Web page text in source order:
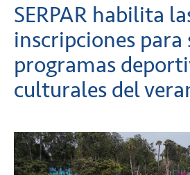
SERPAR habilita
inscripciones para
programas
culturales del